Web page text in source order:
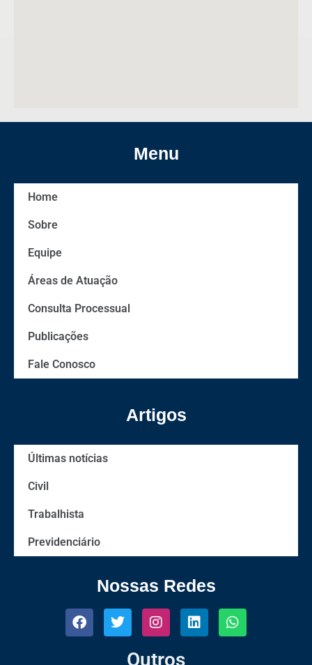
Menu
Home
Sobre
Equipe
Áreas de Atuação
Consulta Processual
Publicações
Fale Conosco
Artigos
Últimas notícias
Civil
Trabalhista
Previdenciário
Nossas Redes
Outros